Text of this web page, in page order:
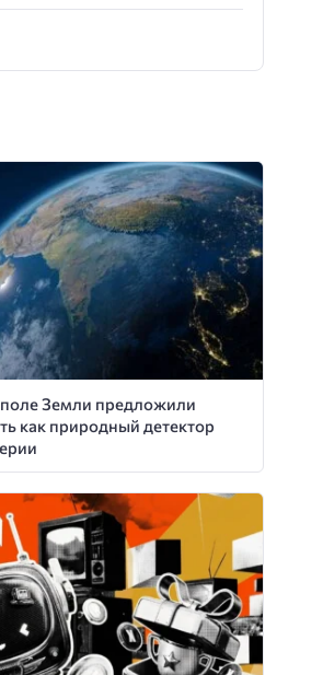
Земли предложили
как природный детектор